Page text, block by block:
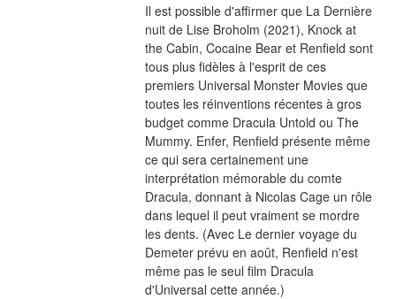
Il est possible d'affirmer que La Dernière
nuit de Lise Broholm (2021), Knock at
the Cabin, Cocaine Bear et Renfield sont
tous plus fidèles à l'esprit de ces
premiers Universal Monster Movies que
toutes les réinventions récentes à gros
budget comme Dracula Untold ou The
Mummy. Enfer, Renfield présente même
ce qui sera certainement une
interprétation mémorable du comte
Dracula, donnant à Nicolas Cage un rôle
dans lequel il peut vraiment se mordre
les dents. (Avec Le dernier voyage du
Demeter prévu en août, Renfield n'est
même pas le seul film Dracula
d'Universal cette année.)